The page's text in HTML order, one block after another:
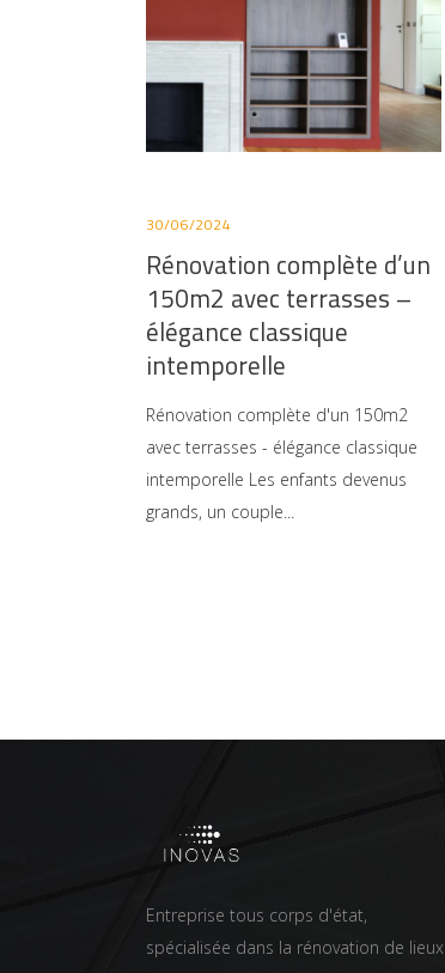
30/06/2024
Rénovation complète d’un
150m2 avec terrasses –
élégance classique
intemporelle
Rénovation complète d'un 150m2
avec terrasses - élégance classique
intemporelle Les enfants devenus
grands, un couple
Entreprise tous corps d'état,
spécialisée dans la rénovation de lieux